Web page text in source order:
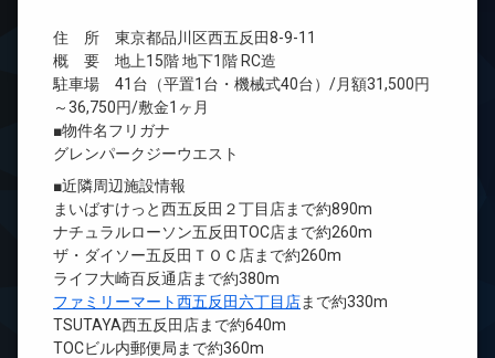
住 所 東京都品川区西五反田8-9-11
概 要 地上15階 地下1階 RC造
駐車場 41台（平置1台・機械式40台）/月額31,500円
～36,750円/敷金1ヶ月
■物件名フリガナ
グレンパークジーウエスト
■近隣周辺施設情報
まいばすけっと西五反田２丁目店まで約890m
ナチュラルローソン五反田TOC店まで約260m
ザ・ダイソー五反田ＴＯＣ店まで約260m
ライフ大崎百反通店まで約380m
ファミリーマート西五反田六丁目店まで約330m
TSUTAYA西五反田店まで約640m
TOCビル内郵便局まで約360m